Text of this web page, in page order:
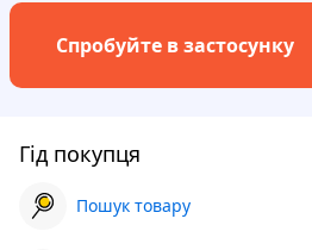
Спробуйте в застосунку
Гід покупця
Пошук товару